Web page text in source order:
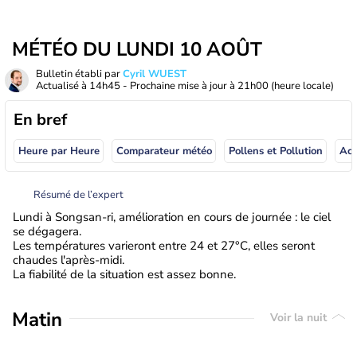
MÉTÉO DU LUNDI 10 AOÛT
Bulletin établi parCyril WUEST
Actualisé à 14h45 - Prochaine mise à jour à 21h00 (heure locale)
En bref
Heure par Heure Comparateur météo Pollens et Pollution
Résumé de l’expert
Lundi à Songsan-ri, amélioration en cours de journée : le ciel
se dégagera.
Les températures varieront entre 24 et 27°C, elles seront
chaudes l'après-midi.
La fiabilité de la situation est assez bonne.
Matin Voir la nuit